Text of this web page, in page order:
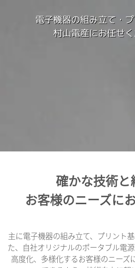
電子機器の組み立て・
村山電産にお任せく
確かな技術と
お客様のニーズに
主に電子機器の組み立て、プリント
た、自社オリジナルのポータブル電
高度化、多様化するお客様のニーズ